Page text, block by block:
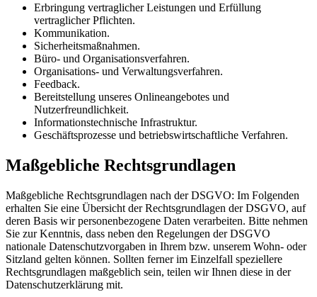
Erbringung vertraglicher Leistungen und Erfüllung
vertraglicher Pflichten.
Kommunikation.
Sicherheitsmaßnahmen.
Büro- und Organisationsverfahren.
Organisations- und Verwaltungsverfahren.
Feedback.
Bereitstellung unseres Onlineangebotes und
Nutzerfreundlichkeit.
Informationstechnische Infrastruktur.
Geschäftsprozesse und betriebswirtschaftliche Verfahren.
Maßgebliche Rechtsgrundlagen
Maßgebliche Rechtsgrundlagen nach der DSGVO: Im Folgenden
erhalten Sie eine Übersicht der Rechtsgrundlagen der DSGVO, auf
deren Basis wir personenbezogene Daten verarbeiten. Bitte nehmen
Sie zur Kenntnis, dass neben den Regelungen der DSGVO
nationale Datenschutzvorgaben in Ihrem bzw. unserem Wohn- oder
Sitzland gelten können. Sollten ferner im Einzelfall speziellere
Rechtsgrundlagen maßgeblich sein, teilen wir Ihnen diese in der
Datenschutzerklärung mit.